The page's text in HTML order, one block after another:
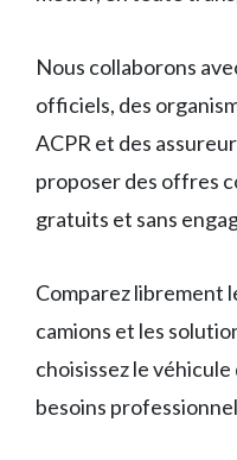
Nous collaborons
officiels, des
ACPR et des
proposer des offres
gratuits et sans
Comparez librement
camions et les
choisissez le
besoins